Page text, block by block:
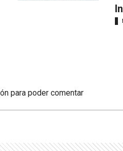
para poder comentar